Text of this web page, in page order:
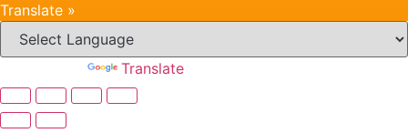
Translate »
Translate